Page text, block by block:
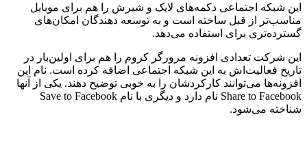
این شبکه اجتماعی دکمه‌های لایک و شیرش را هم برای موبایل
مناسب‌تر از قبل ساخته است و به توسعه دهندگان امکان‌های
گسترده‌تری برای استفاده می‌دهد.
این شرکت تعدادی افزونه مرورگر کروم را هم برای اولین‌بار در
تاریخ فعالیت‌اش به این شبکه اجتماعی اضافه کرده است. نام این
افزونه‌ها می‌توانند کارکردشان را به خوبی توضیح دهند. یکی از آنها
Share to Facebook نام دارد و دیگری با نام Save to Facebook
شناخته می‌شود.